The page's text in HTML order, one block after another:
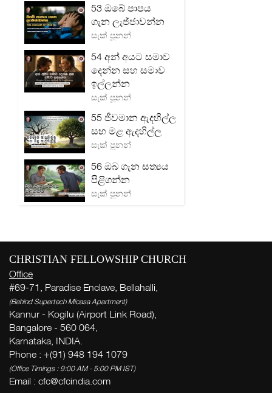
53 ඔබේ පාපය
ගැන ලැජ්ජාවන්න
සැක් පූනන්
54 අන් අයට සමාව
දෙන්න සහ සමාව
ඉල්ලන්න
සැක් පූනන්
55 ජීවමාන ඇදහිල්ල
සහ මළ ඇදහිල්ල
සැක් පූනන්
56 ඔබ ගැන සත්‍යය
පිළිගන්න
සැක් පූනන්
CHRISTIAN FELLOWSHIP CHURCH
Office
#69-71, Paradise Enclave, Bellahalli,
(Behind Supertech Micasa Apartment)
Kannur - Kogilu (Airport Link Road),
Bangalore - 560 064,
Karnataka, INDIA.
Phone : +(91) 948 194 1079
(Office Timings : 9:00 AM - 5:00 PM IST)
Email : cfc@cfcindia.com